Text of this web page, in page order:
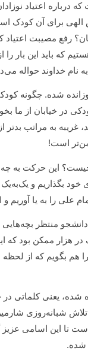
اعتیاد
الهی برای آن کودک
رفع مصیبت
باید این بار را
نام خداوند حواله
شده. چگونه
در خیابان از ما
به مراتب بدتر
است!
چیست؟ این حرکت به
بگذاریم و یک‌به‌یک
علی را به یا آوریم و
منتظر
هزار ممکن بود که این
هم بگویم که از لحظه
شده، یعنی کلماتی
شبانه‌روزی
تا این اسامی عزیز
شده.